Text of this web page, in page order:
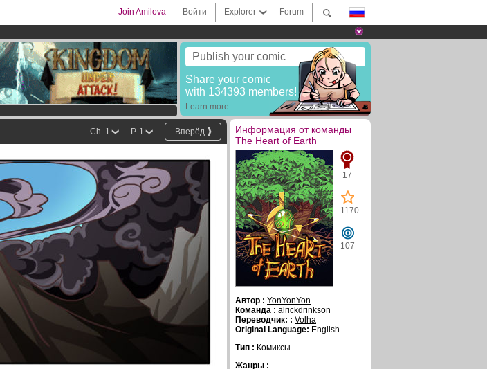
Forum
Explorer
Войти
Join Amilova
Publish your comic
Share your comic
with 134393 members!
Learn more...
Вперёд
P. 1
Ch. 1
Информация от команды
The Heart of Earth
17
1170
107
Автор : YonYonYon
Команда : alrickdrinkson
Переводчик: : Volha
Original Language: English
Тип : Комиксы
Жанры :